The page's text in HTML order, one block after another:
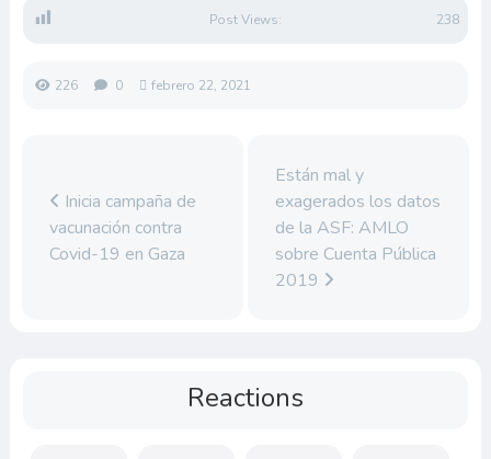
Post Views: 238
226 0 febrero 22, 2021
Inicia campaña de
vacunación contra
Covid-19 en Gaza
Están mal y
exagerados los datos
de la ASF: AMLO
sobre Cuenta Pública
2019
Reactions